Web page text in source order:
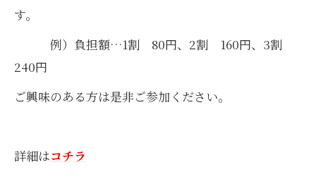
す。
例）負担額…1割 80円、2割 160円、3割
240円
ご興味のある方は是非ご参加ください。
詳細はコチラ